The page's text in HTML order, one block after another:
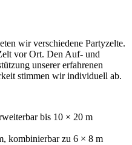
wir verschiedene Partyzelte.
vor Ort. Den Auf- und
unserer erfahrenen
stimmen wir individuell ab.
bis 10 × 20 m
kombinierbar zu 6 × 8 m